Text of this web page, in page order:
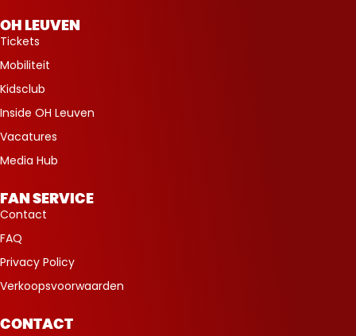
OH LEUVEN
Tickets
Mobiliteit
Kidsclub
Inside OH Leuven
Vacatures
Media Hub
FAN SERVICE
Contact
FAQ
Privacy Policy
Verkoopsvoorwaarden
CONTACT